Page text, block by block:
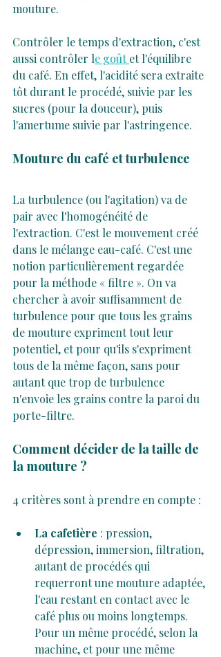
mouture.
Contrôler le temps d'extraction, c'est
aussi contrôler le goût et l'équilibre
du café. En effet, l'acidité sera extraite
tôt durant le procédé, suivie par les
sucres (pour la douceur), puis
l'amertume suivie par l'astringence.
Mouture du café et turbulence
La turbulence (ou l'agitation) va de
pair avec l'homogénéité de
l'extraction. C'est le mouvement créé
dans le mélange eau-café. C'est une
notion particulièrement regardée
pour la méthode « filtre ». On va
chercher à avoir suffisamment de
turbulence pour que tous les grains
de mouture expriment tout leur
potentiel, et pour qu'ils s'expriment
tous de la même façon, sans pour
autant que trop de turbulence
n'envoie les grains contre la paroi du
porte-filtre.
Comment décider de la taille de
la mouture ?
4 critères sont à prendre en compte :
La cafetière : pression,
dépression, immersion, filtration,
autant de procédés qui
requerront une mouture adaptée,
l'eau restant en contact avec le
café plus ou moins longtemps.
Pour un même procédé, selon la
machine, et pour une même